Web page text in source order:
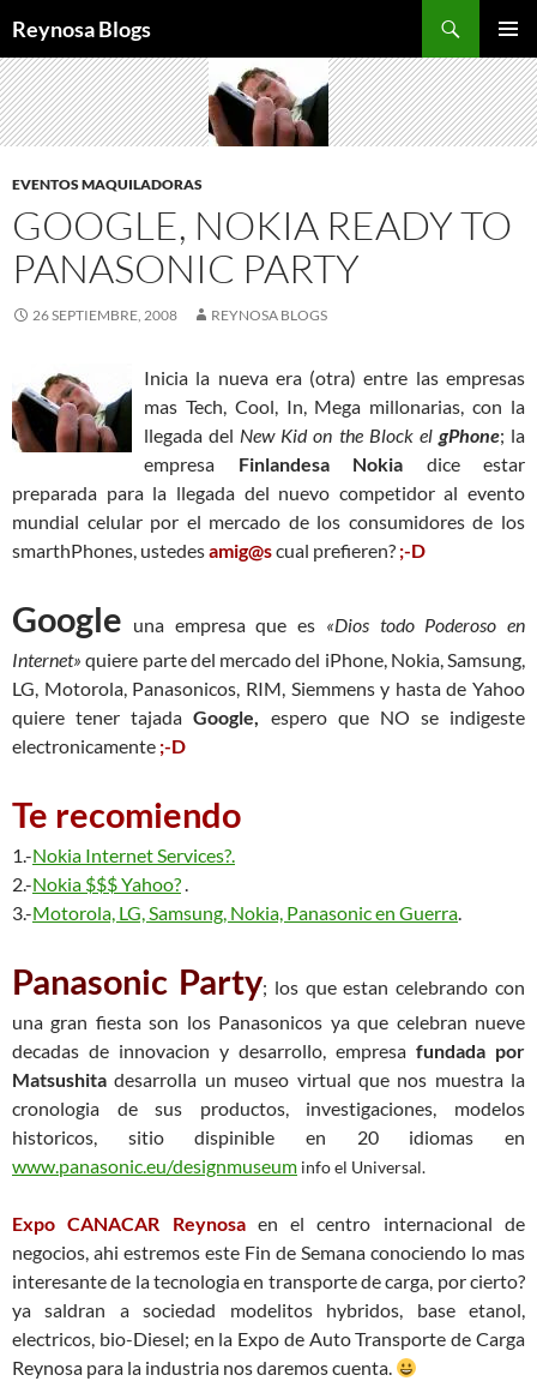
Reynosa Blogs
MENÚ
AL
CONTENIDO
EVENTOS MAQUILADORAS
GOOGLE, NOKIA READY TO
PANASONIC PARTY
26 SEPTIEMBRE, 2008 REYNOSA BLOGS
Inicia la nueva era (otra) entre las empresas
mas Tech, Cool, In, Mega millonarias, con la
llegada del New Kid on the Block el gPhone; la
empresa Finlandesa Nokia dice estar
preparada para la llegada del nuevo competidor al evento
mundial celular por el mercado de los consumidores de los
smarthPhones, ustedesamig@scual prefieren? ;-D
Google una empresa que es «Dios todo Poderoso en
Internet» quiere parte del mercado del iPhone, Nokia, Samsung,
LG, Motorola, Panasonicos, RIM, Siemmens y hasta de Yahoo
quiere tener tajadaGoogle, espero que NO se indigeste
electronicamente ;-D
Te recomiendo
1.-Nokia Internet Services?.
2.-Nokia $$$ Yahoo?.
3.-Motorola, LG, Samsung, Nokia, Panasonic en Guerra.
Panasonic Party; los que estan celebrando con
una gran fiesta son los Panasonicos ya que celebran nueve
decadas de innovacion y desarrollo, empresa fundada por
Matsushita desarrolla un museo virtual que nos muestra la
cronologia de sus productos, investigaciones, modelos
historicos, sitio dispinible en 20 idiomas en
www.panasonic.eu/designmuseum info el Universal.
Expo CANACAR Reynosaen el centro internacional de
negocios, ahi estremos este Fin de Semana conociendo lo mas
interesante de la tecnologia en transporte de carga, por cierto?
ya saldran a sociedad modelitos hybridos, base etanol,
electricos, bio-Diesel; en la Expo de Auto Transporte de Carga
Reynosa para la industria nos daremos cuenta.